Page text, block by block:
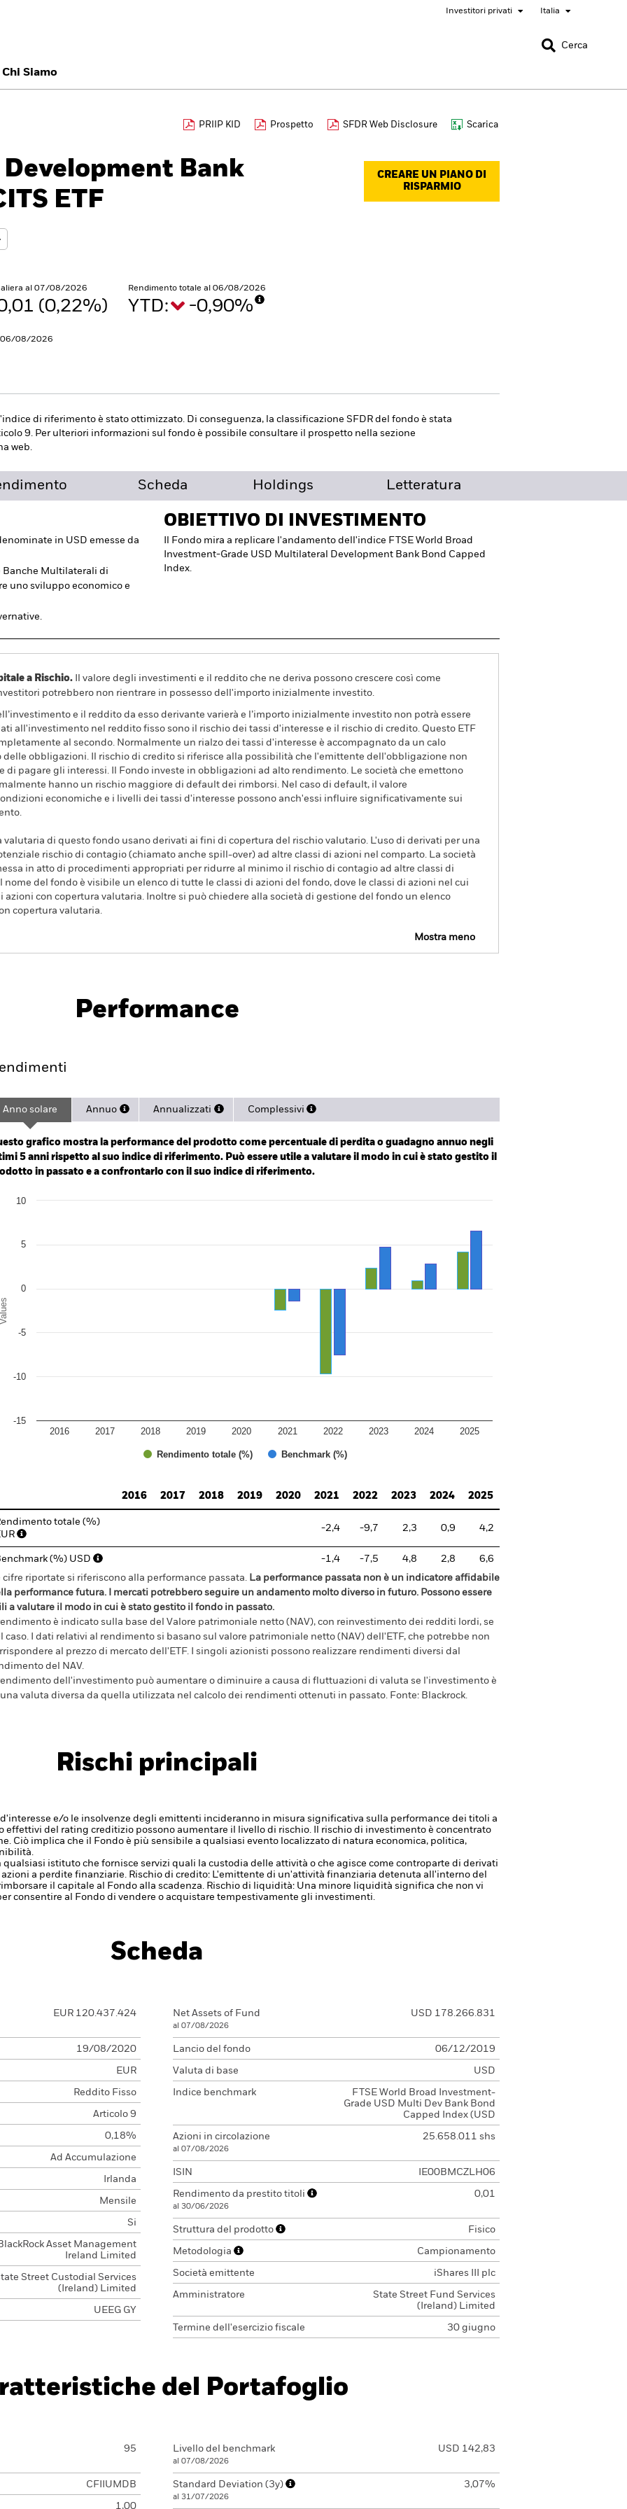
Investitori privati Italia
CHIUDI
CHIUDI
Brazil Canada Chile
Hong Kong - 香港 Korea - 한국
Cerca
Chi Siamo
PRIIP KID Prospetto SFDR Web Disclosure Scarica
Development Bank
ETF
CREARE UN PIANO DI
RISPARMIO
al 07/08/2026
(0,22%)
Rendimento totale al 06/08/2026
YTD: -0,90%
06/08/2026
di riferimento è stato ottimizzato. Di conseguenza, la classificazione SFDR del fondo è stata
9. Per ulteriori informazioni sul fondo è possibile consultare il prospetto nella sezione
web.
Scheda Holdings Letteratura
in USD emesse da
Banche Multilaterali di
uno sviluppo economico e
OBIETTIVO DI INVESTIMENTO
Il Fondo mira a replicare l'andamento dell'indice FTSE World Broad
Investment-Grade USD Multilateral Development Bank Bond Capped
Index.
a Rischio. Il valore degli investimenti e il reddito che ne deriva possono crescere così come
potrebbero non rientrare in possesso dell'importo inizialmente investito.
e il reddito da esso derivante varierà e l’importo inizialmente investito non potrà essere
all'investimento nel reddito fisso sono il rischio dei tassi d'interesse e il rischio di credito. Questo ETF
al secondo. Normalmente un rialzo dei tassi d'interesse è accompagnato da un calo
delle obbligazioni. Il rischio di credito si riferisce alla possibilità che l'emittente dell'obbligazione non
di pagare gli interessi. Il Fondo investe in obbligazioni ad alto rendimento. Le società che emettono
hanno un rischio maggiore di default dei rimborsi. Nel caso di default, il valore
economiche e i livelli dei tassi d'interesse possono anch'essi influire significativamente sui
valutaria di questo fondo usano derivati ai fini di copertura del rischio valutario. L'uso di derivati per una
rischio di contagio (chiamato anche spill-over) ad altre classi di azioni nel comparto. La società
in atto di procedimenti appropriati per ridurre al minimo il rischio di contagio ad altre classi di
nome del fondo è visibile un elenco di tutte le classi di azioni del fondo, dove le classi di azioni nel cui
azioni con copertura valutaria. Inoltre si può chiedere alla società di gestione del fondo un elenco
copertura valutaria.
Mostra meno
Performance
2020-08-01 00:00:00 to 2026-08-06 00:00:00.
-15 to 0.
Anno solare Annuo Annualizzati Complessivi
grafico mostra la performance del prodotto come percentuale di perdita o guadagno annuo negli
5 anni rispetto al suo indice di riferimento. Può essere utile a valutare il modo in cui è stato gestito il
in passato e a confrontarlo con il suo indice di riferimento.
chart with 2 data series.
Values
Rendimento totale (%) Benchmark (%)
2016 2017 2018 2019 2020 2021 2022 2023 2024 2025
-15
-10
-5
0
5
10
2016
2017 2018 2019 2020 2021 2022 2023 2024 2025
totale (%)
-2,4 -9,7 2,3 0,9 4,2
(%) USD -1,4 -7,5 4,8 2,8
6,6
cifre riportate si riferiscono alla performance passata. La performance passata non è un indicatore affidabile
performance futura. I mercati potrebbero seguire un andamento molto diverso in futuro. Possono essere
a valutare il modo in cui è stato gestito il fondo in passato.
rendimento è indicato sulla base del Valore patrimoniale netto (NAV), con reinvestimento dei redditi lordi, se
caso. I dati relativi al rendimento si basano sul valore patrimoniale netto (NAV) dell'ETF, che potrebbe non
al prezzo di mercato dell'ETF. I singoli azionisti possono realizzare rendimenti diversi dal
del NAV.
rendimento dell'investimento può aumentare o diminuire a causa di fluttuazioni di valuta se l'investimento è
valuta diversa da quella utilizzata nel calcolo dei rendimenti ottenuti in passato. Fonte: Blackrock.
Rischi principali
d'interesse e/o le insolvenze degli emittenti incideranno in misura significativa sulla performance dei titoli a
effettivi del rating creditizio possono aumentare il livello di rischio.
Il rischio di investimento è concentrato
Ciò implica che il Fondo è più sensibile a qualsiasi evento localizzato di natura economica, politica,
qualsiasi istituto che fornisce servizi quali la custodia delle attività o che agisce come controparte di derivati
a perdite finanziarie. Rischio di credito: L'emittente di un'attività finanziaria detenuta all'interno del
il capitale al Fondo alla scadenza. Rischio di liquidità: Una minore liquidità significa che non vi
consentire al Fondo di vendere o acquistare tempestivamente gli investimenti.
Scheda
EUR 120.437.424
19/08/2020
EUR
Reddito Fisso
Articolo 9
0,18%
Ad Accumulazione
Irlanda
Mensile
Si
Asset Management
Ireland Limited
Street Custodial Services
(Ireland) Limited
UEEG GY
Net Assets of Fund
al 07/08/2026
USD 178.266.831
Lancio del fondo 06/12/2019
Valuta di base USD
Indice benchmark
FTSE World Broad Investment-
Grade USD Multi Dev Bank Bond
Capped Index (USD
Azioni in circolazione
al 07/08/2026
25.658.011 shs
ISIN IE00BMCZLH06
Rendimento da prestito titoli
al 30/06/2026
0,01
Struttura del prodotto Fisico
Metodologia Campionamento
Società emittente iShares III plc
Amministratore
State Street Fund Services
(Ireland) Limited
Termine dell'esercizio fiscale 30 giugno
del Portafoglio
95
CFIIUMDB
1,00
Livello del benchmark
al 07/08/2026
USD 142,83
Standard Deviation (3y)
al 31/07/2026
3,07%